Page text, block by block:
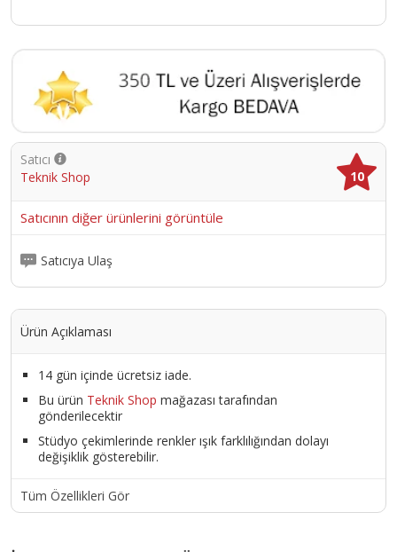
Satıcı
Teknik Shop
10
Satıcının diğer ürünlerini görüntüle
Satıcıya Ulaş
Ürün Açıklaması
14 gün içinde ücretsiz iade.
Bu ürün Teknik Shop mağazası tarafından
gönderilecektir
Stüdyo çekimlerinde renkler ışık farklılığından dolayı
değişiklik gösterebilir.
Tüm Özellikleri Gör